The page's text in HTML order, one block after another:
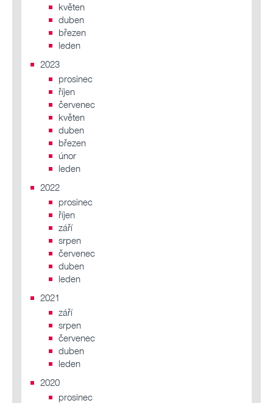
květen
duben
březen
leden
2023
prosinec
říjen
červenec
květen
duben
březen
únor
leden
2022
prosinec
říjen
září
srpen
červenec
duben
leden
2021
září
srpen
červenec
duben
leden
2020
prosinec